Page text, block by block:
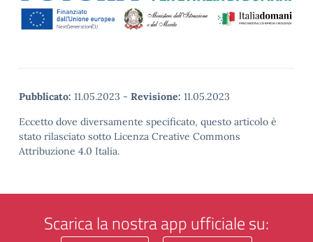
Pubblicato: 11.05.2023 - Revisione: 11.05.2023
Eccetto dove diversamente specificato, questo articolo è
stato rilasciato sotto Licenza Creative Commons
Attribuzione 4.0 Italia.
Scarica la nostra app ufficiale su: